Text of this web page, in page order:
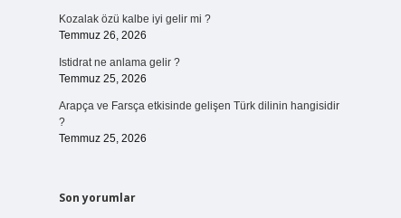
Kozalak özü kalbe iyi gelir mi ?
Temmuz 26, 2026
Istidrat ne anlama gelir ?
Temmuz 25, 2026
Arapça ve Farsça etkisinde gelişen Türk dilinin hangisidir
?
Temmuz 25, 2026
Son yorumlar